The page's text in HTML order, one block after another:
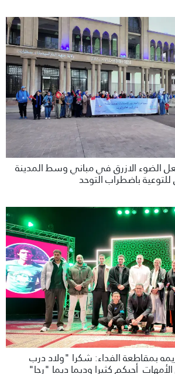
الضوء الازرق في مباني وسط المدينة
للتوعية باضطراب التوحد
بمقاطعة الفداء: شكرا "ولاد درب
أحبكم كثيرا وديما ديما "رجا"